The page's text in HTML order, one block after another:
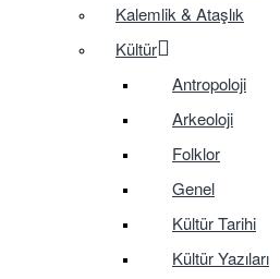
Kalemlik & Ataşlık
Kültür
Antropoloji
Arkeoloji
Folklor
Genel
Kültür Tarihi
Kültür Yazıları